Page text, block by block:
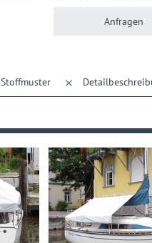
Anfragen
Stoffmuster